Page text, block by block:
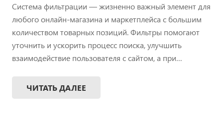
Система фильтрации — жизненно важный элемент для
любого онлайн-магазина и маркетплейса с большим
количеством товарных позиций. Фильтры помогают
уточнить и ускорить процесс поиска, улучшить
взаимодействие пользователя с сайтом, а при…
ЧИТАТЬ ДАЛЕЕ